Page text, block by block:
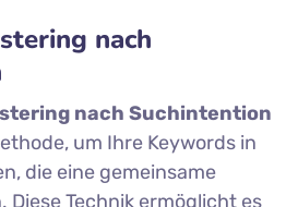
nach
nach Suchintention
um Ihre Keywords in
die eine gemeinsame
Diese Technik ermöglicht es